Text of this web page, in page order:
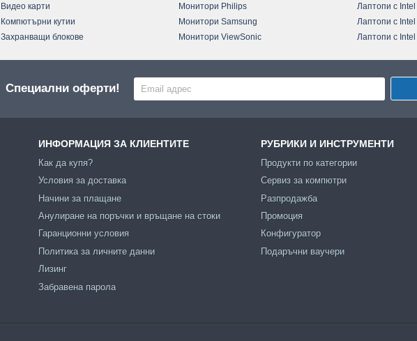
Видео карти
Компютърни кутии
Захранващи блокове
Монитори Philips
Монитори Samsung
Монитори ViewSonic
Лаптопи с
Лаптопи с
Лаптопи с
Специални оферти!
ИНФОРМАЦИЯ ЗА КЛИЕНТИТЕ
Как да купя?
Условия за доставка
Начини за плащане
Анулиране на поръчки и връщане на стоки
Гаранционни условия
Политика за личните данни
Лизинг
Забравена парола
РУБРИКИ И ИНСТРУМЕНТИ
Продукти по категории
Сервиз за компютри
Разпродажба
Промоция
Конфигуратор
Подаръчни ваучери